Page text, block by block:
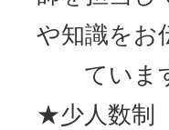
や知識をお
ていま
★少人数制